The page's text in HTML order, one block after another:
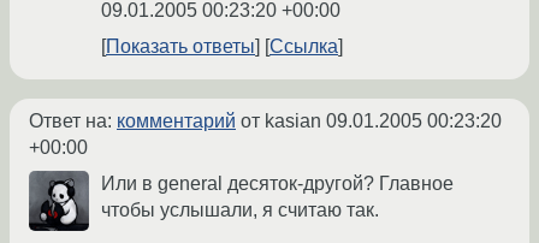
09.01.2005 00:23:20 +00:00
Показать ответы
Ссылка
Ответ на: комментарий от kasian 09.01.2005 00:23:20
+00:00
Или в general десяток-другой? Главное
чтобы услышали, я считаю так.